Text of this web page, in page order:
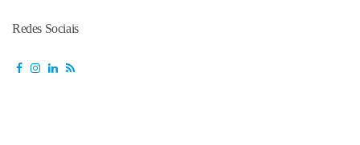
Redes Sociais